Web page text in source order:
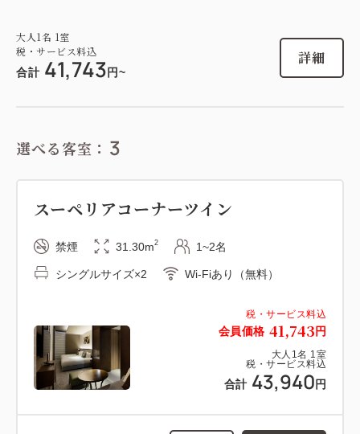
大人1名 1室
税・サービス料込
合計 41,743 円~
詳細
選べる客室： 3
税・サービス料込
会員価格 41,743 円
大人 1 名 1 室
税・サービス料込
合計 43,940 円
スーペリアコーナーツイン
禁煙 31.30m2 1~2名
シングルサイズ×2 Wi-Fiあり（無料）